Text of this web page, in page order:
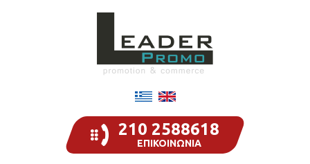
210 2588618
ΕΠΙΚΟΙΝΩΝΙΑ